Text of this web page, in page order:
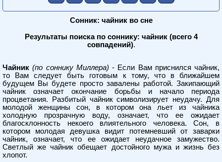
Сонник: чайник во сне
Результаты поиска по соннику: чайник (всего 4
совпадений).
Чайник (по соннику Миллера) - Если Вам приснился чайник,
то Вам следует быть готовым к тому, что в ближайшем
будущем Вы будете просто завалены работой. Закипающий
чайник означает окончание борьбы и начало периода
процветания. Разбитый чайник символизирует неудачу. Для
молодой женщины сон, в котором она льет из чайника
холодную прозрачную воду, означает, что ее ожидает
благосклонность некоего влиятельного человека. Сон, в
котором молодая девушка видит потемневший от заварки
чайник, означает, что ее ожидает неудачное замужество.
Светлый же чайник обещает достойного мужа и жизнь без
хлопот.